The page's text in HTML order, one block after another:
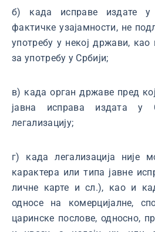
б) када исправе издате у
фактичке узајамности, не
употребу у некој држави,
за употребу у Србији;
в) када орган државе пред
јавна исправа издата у
легализацију;
г) када легализација није
карактера или типа јавне
личне карте и сл.), као и
односе на комерцијалне,
царинске послове, односно,